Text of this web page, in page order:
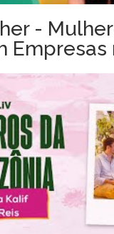
-
Empresas